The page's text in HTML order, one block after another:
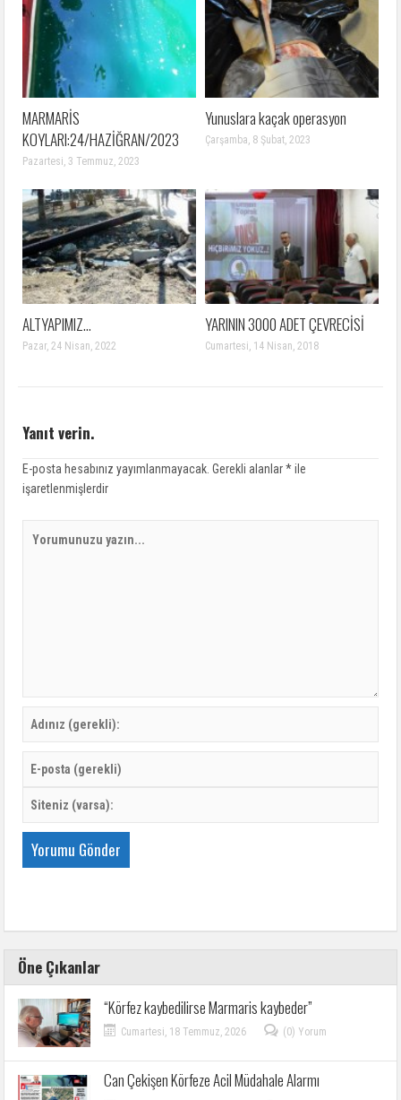
MARMARİS
KOYLARI:24/HAZİĞRAN/2023
Pazartesi, 3 Temmuz, 2023
Yunuslara kaçak operasyon
Çarşamba, 8 Şubat, 2023
ALTYAPIMIZ…
Pazar, 24 Nisan, 2022
YARININ 3000 ADET ÇEVRECİSİ
Cumartesi, 14 Nisan, 2018
Yanıt verin.
E-posta hesabınız yayımlanmayacak. Gerekli alanlar*ile
işaretlenmişlerdir
Öne Çıkanlar
“Körfez kaybedilirse Marmaris kaybeder”
Cumartesi, 18 Temmuz, 2026 (0) Yorum
Can Çekişen Körfeze Acil Müdahale Alarmı